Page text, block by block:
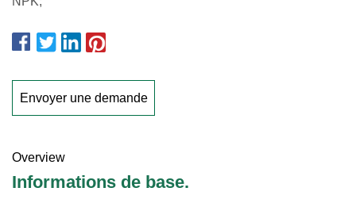
Envoyer une demande
Overview
Informations de base.